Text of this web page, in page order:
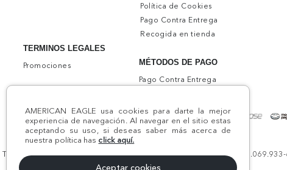
AMERICAN EAGLE usa cookies para darte la mejor
experiencia de navegación. Al navegar en el sitio estas
aceptando su uso, si deseas saber más acerca de
nuestra política has click aquí.
Aceptar cookies
TERMINOS LEGALES
Promociones
Política de Cookies
Pago Contra Entrega
Recogida en tienda
MÉTODOS DE PAGO
Pago Contra Entrega
Todos los derechos reservados AE 2024 | Comodín S.A.S |